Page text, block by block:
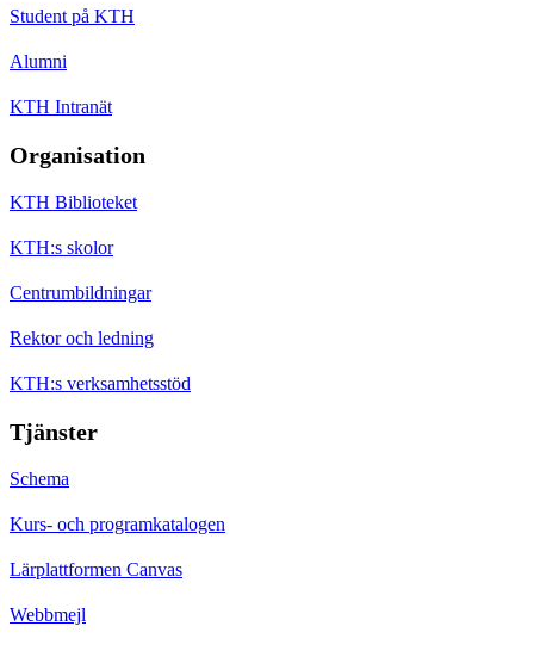
Student på KTH
Alumni
KTH Intranät
Organisation
KTH Biblioteket
KTH:s skolor
Centrumbildningar
Rektor och ledning
KTH:s verksamhetsstöd
Tjänster
Schema
Kurs- och programkatalogen
Lärplattformen Canvas
Webbmejl